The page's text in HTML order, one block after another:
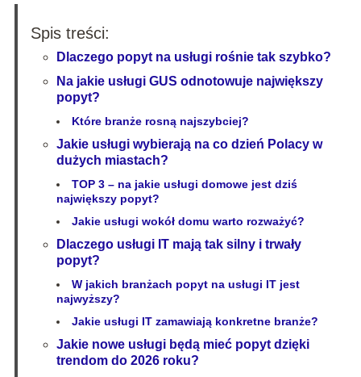
Spis treści:
Dlaczego popyt na usługi rośnie tak szybko?
Na jakie usługi GUS odnotowuje największy
popyt?
Które branże rosną najszybciej?
Jakie usługi wybierają na co dzień Polacy w
dużych miastach?
TOP 3 – na jakie usługi domowe jest dziś
największy popyt?
Jakie usługi wokół domu warto rozważyć?
Dlaczego usługi IT mają tak silny i trwały
popyt?
W jakich branżach popyt na usługi IT jest
najwyższy?
Jakie usługi IT zamawiają konkretne branże?
Jakie nowe usługi będą mieć popyt dzięki
trendom do 2026 roku?